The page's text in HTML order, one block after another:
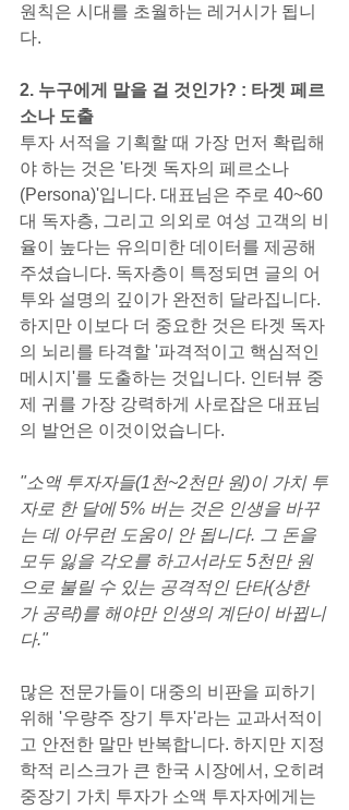
원칙은 시대를 초월하는 레거시가 됩니
다.
2. 누구에게 말을 걸 것인가? : 타겟 페르
소나 도출
투자 서적을 기획할 때 가장 먼저 확립해
야 하는 것은 '타겟 독자의 페르소나
(Persona)'입니다. 대표님은 주로 40~60
대 독자층, 그리고 의외로 여성 고객의 비
율이 높다는 유의미한 데이터를 제공해
주셨습니다. 독자층이 특정되면 글의 어
투와 설명의 깊이가 완전히 달라집니다.
하지만 이보다 더 중요한 것은 타겟 독자
의 뇌리를 타격할 '파격적이고 핵심적인
메시지'를 도출하는 것입니다. 인터뷰 중
제 귀를 가장 강력하게 사로잡은 대표님
의 발언은 이것이었습니다.
"소액 투자자들(1천~2천만 원)이 가치 투
자로 한 달에 5% 버는 것은 인생을 바꾸
는 데 아무런 도움이 안 됩니다. 그 돈을
모두 잃을 각오를 하고서라도 5천만 원
으로 불릴 수 있는 공격적인 단타(상한
가 공략)를 해야만 인생의 계단이 바뀝니
다."
많은 전문가들이 대중의 비판을 피하기
위해 '우량주 장기 투자'라는 교과서적이
고 안전한 말만 반복합니다. 하지만 지정
학적 리스크가 큰 한국 시장에서, 오히려
중장기 가치 투자가 소액 투자자에게는